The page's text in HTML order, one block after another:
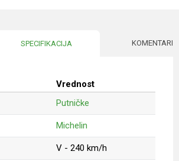
SPECIFIKACIJA KOMENTARI
Vrednost
Putničke
Michelin
V - 240 km/h